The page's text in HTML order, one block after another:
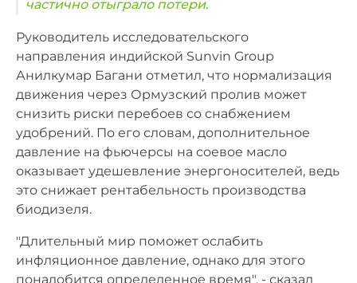
частично отыграло потери.
Руководитель исследовательского
направления индийской Sunvin Group
Анилкумар Багани отметил, что нормализация
движения через Ормузский пролив может
снизить риски перебоев со снабжением
удобрений. По его словам, дополнительное
давление на фьючерсы на соевое масло
оказывает удешевление энергоносителей, ведь
это снижает рентабельность производства
биодизеля.
"Длительный мир поможет ослабить
инфляционное давление, однако для этого
понадобится определенное время", - сказал